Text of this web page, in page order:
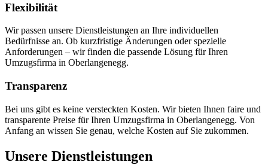
Flexibilität
Wir passen unsere Dienstleistungen an Ihre individuellen
Bedürfnisse an. Ob kurzfristige Änderungen oder spezielle
Anforderungen – wir finden die passende Lösung für Ihren
Umzugsfirma in Oberlangenegg.
Transparenz
Bei uns gibt es keine versteckten Kosten. Wir bieten Ihnen faire und
transparente Preise für Ihren Umzugsfirma in Oberlangenegg. Von
Anfang an wissen Sie genau, welche Kosten auf Sie zukommen.
Unsere Dienstleistungen